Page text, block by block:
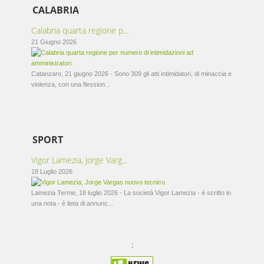
CALABRIA
Calabria quarta regione p...
21 Giugno 2026
Catanzaro, 21 giugno 2026 - Sono 309 gli atti intimidatori, di minaccia e
violenza, con una flession...
SPORT
Vigor Lamezia, Jorge Varg...
18 Luglio 2026
Lamezia Terme, 18 luglio 2026 - La società Vigor Lamezia - è scritto in
una nota - è lieta di annunc...
: